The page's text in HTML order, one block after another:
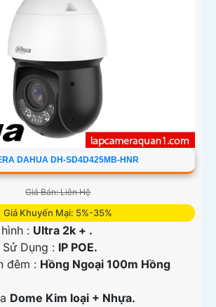
DAHUA DH-SD4D425MB-HNR
Giá Bán: Liên Hệ
Giá Khuyến Mại: 5%-35%
: Ultra 2k + .
Dụng : IP POE.
đêm : Hồng Ngoại 100m Hồng
Dome Kim loại + Nhựa.